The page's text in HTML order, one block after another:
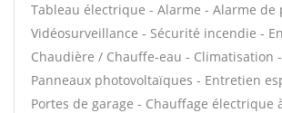
Tableau électrique - Alarme - Alarme de
Vidéosurveillance - Sécurité incendie -
Chaudière / Chauffe-eau - Climatisation -
Panneaux photovoltaïques - Entretien
Portes de garage - Chauffage électrique